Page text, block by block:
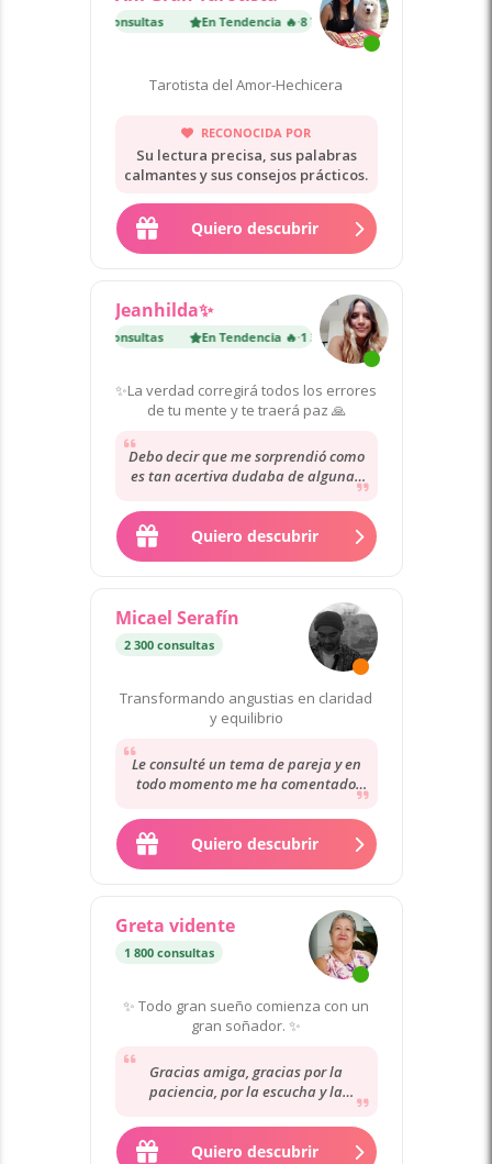
8 700 consultas En Tendencia 🔥 ·8 700 consultas
Tarotista del Amor-Hechicera
RECONOCIDA POR
Su lectura precisa, sus palabras
calmantes y sus consejos prácticos.
Quiero descubrir
Jeanhilda✨
1 300 consultas En Tendencia 🔥 ·1 300 consultas
✨La verdad corregirá todos los errores
de tu mente y te traerá paz 🙏
Debo decir que me sorprendió como
es tan acertiva dudaba de algunas
lectura...
Quiero descubrir
Micael Serafín
2 300 consultas
Transformando angustias en claridad
y equilibrio
Le consulté un tema de pareja y en
todo momento me ha comentado
con claridad y muchísima empatía
para entender...
Quiero descubrir
Greta vidente
1 800 consultas
✨ Todo gran sueño comienza con un
gran soñador. ✨
Gracias amiga, gracias por la
paciencia, por la escucha y la
atención........................................................
..........................................................................
...........................
Quiero descubrir